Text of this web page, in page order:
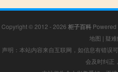
Copyright © 2012 - 2026 柜子百科 Powered
地图 | 疑
声明：本站内容来自互联网，如信息有错误
会及时纠正